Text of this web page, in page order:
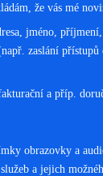
že vás mé
jméno,
zaslání
a příp.
obrazovky a
a jejich